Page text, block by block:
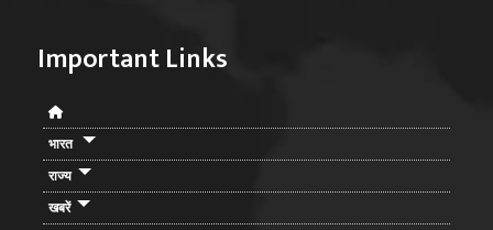
Important Links
भारत
राज्य
खबरें